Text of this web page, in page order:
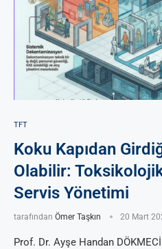
TFT
Koku Kapıdan
Olabilir:
Servis Yönetimi
tarafından Ömer Taşkın 20 Mart
Prof. Dr. Ayşe Handan